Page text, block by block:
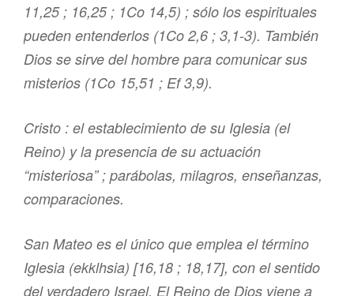
11,25 ; 16,25 ; 1Co 14,5) ; sólo los espirituales
pueden entenderlos (1Co 2,6 ; 3,1-3). También
Dios se sirve del hombre para comunicar sus
misterios (1Co 15,51 ; Ef 3,9).
Cristo : el establecimiento de su Iglesia (el
Reino) y la presencia de su actuación
“misteriosa” ; parábolas, milagros, enseñanzas,
comparaciones.
San Mateo es el único que emplea el término
Iglesia (ekklhsia) [16,18 ; 18,17], con el sentido
del verdadero Israel. El Reino de Dios viene a